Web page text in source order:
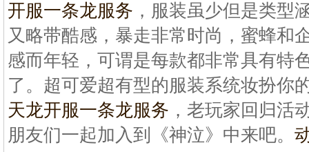
开服一条龙服务 ，服装虽少但是类型
又略带酷感，暴走非常时尚，蜜蜂和
感而年轻，可谓是每款都非常具有特
了。超可爱超有型的服装系统妆扮你
天龙开服一条龙服务 ，老玩家回归活
朋友们一起加入到《神泣》中来吧。